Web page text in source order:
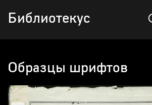
Библиотекус
Образцы шрифтов